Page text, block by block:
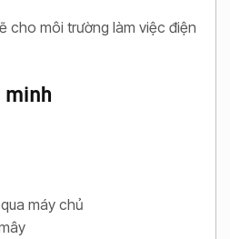
cho môi trường làm việc điện
minh
máy chủ